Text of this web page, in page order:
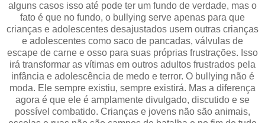
alguns casos isso até pode ter um fundo de verdade, mas o
fato é que no fundo, o bullying serve apenas para que
crianças e adolescentes desajustados usem outras crianças
e adolescentes como saco de pancadas, válvulas de
escape de carne e osso para suas próprias frustrações. Isso
irá transformar as vítimas em outros adultos frustrados pela
infância e adolescência de medo e terror. O bullying não é
moda. Ele sempre existiu, sempre existirá. Mas a diferença
agora é que ele é amplamente divulgado, discutido e se
possível combatido. Crianças e jovens não são animais,